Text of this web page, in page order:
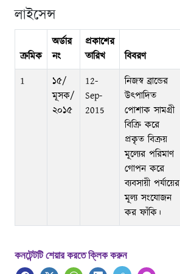
লাইসেন্স
ক্রমিক
অর্ডার
নং
প্রকাশের
তারিখ
বিবরণ
1
১৫/
মূসক/
২০১৫
12-
Sep-
2015
নিজস্ব ব্রান্ডের
উৎপাদিত
পোশাক সামগ্রী
বিক্রি করে
প্রকৃত বিক্রয়
মূল্যের পরিমাণ
গোপন করে
ব্যবসায়ী পর্যায়ের
মূল্য সংযোজন
কর ফাঁকি।
কনটেন্টটি শেয়ার করতে ক্লিক করুন